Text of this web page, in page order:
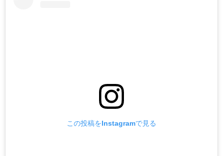
この投稿をInstagramで見る